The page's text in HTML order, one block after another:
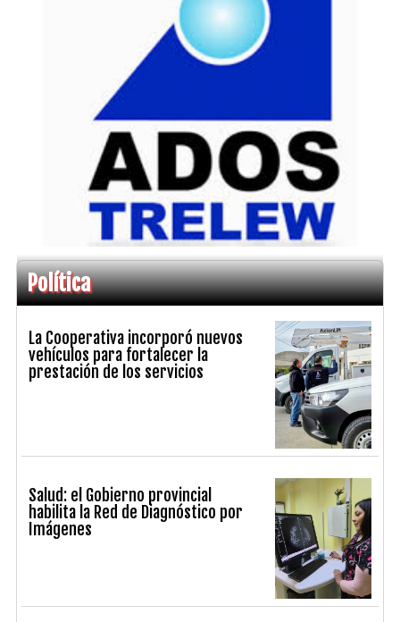
Política
La Cooperativa incorporó nuevos
vehículos para fortalecer la
prestación de los servicios
Salud: el Gobierno provincial
habilita la Red de Diagnóstico por
Imágenes